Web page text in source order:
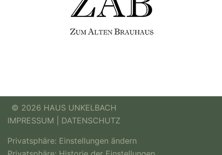
© 2026 HAUS UNKELBACH
IMPRESSUM
DATENSCHUTZ
Privatsphäre: Einstellungen ändern